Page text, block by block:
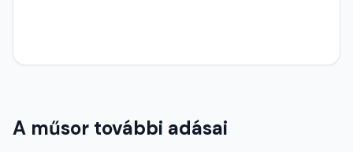
A műsor további adásai